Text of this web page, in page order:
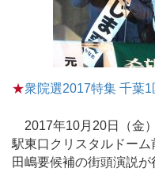
★衆院選2017特集 千葉1
2017年10月20日（金
駅東口クリスタルドー
田嶋要候補の街頭演説